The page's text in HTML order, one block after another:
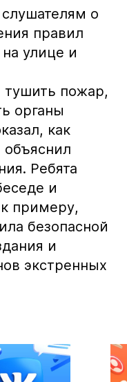
о
правил
улице и
пожар,
органы
как
объяснил
Ребята
и
примеру,
безопасной
и
экстренных